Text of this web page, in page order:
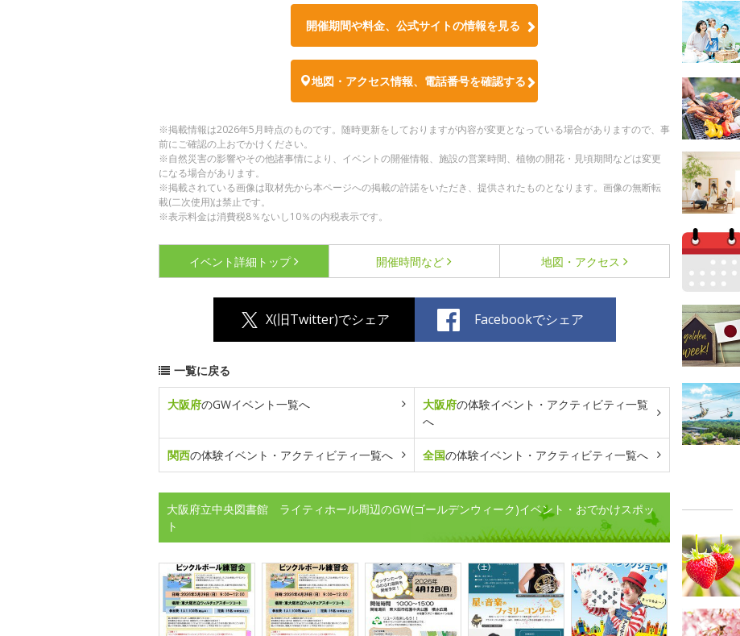
開催期間や料金、公式サイトの情報を見る
地図・アクセス情報、電話番号を確認する
※掲載情報は2026年5月時点のものです。随時更新をしておりますが内容が変更となっている場合がありますので、事
前にご確認の上おでかけください。
※自然災害の影響やその他諸事情により、イベントの開催情報、施設の営業時間、植物の開花・見頃期間などは変更
になる場合があります。
※掲載されている画像は取材先から本ページへの掲載の許諾をいただき、提供されたものとなります。画像の無断転
載(二次使用)は禁止です。
※表示料金は消費税8％ないし10％の内税表示です。
イベント詳細 トップ 開催時間など 地図・アクセス
X(旧Twitter)でシェア Facebookでシェア
一覧に戻る
大阪府のGWイベント一覧へ 大阪府の体験イベント・アクティビティ一覧
へ
関西の体験イベント・アクティビティ一覧へ 全国の体験イベント・アクティビティ一覧へ
大阪府立中央図書館 ライティホール周辺のGW(ゴールデンウィーク)イベント・おでかけスポッ
ト